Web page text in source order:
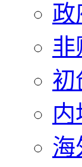
政
非
初
内
海